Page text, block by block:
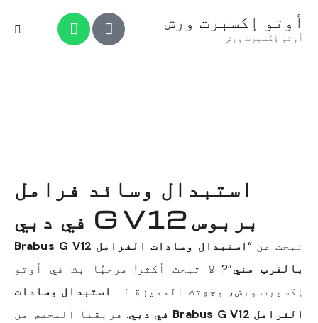
أوتو إكسبرت ورش
أوتو إكسبرت ورش
استبدال وسائد فرامل
بربوس G V12 في دبي
تبحث عن “
استبدال وسادات الفرامل Brabus G V12
بالقرب مني”? لا تبحث أكثر! مرحبًا بك في أوتو
إكسبرت ورش، وجهتك المميزة لـ استبدال وسادات
الفرامل Brabus G V12 في دبي
. فريقنا المخصص من